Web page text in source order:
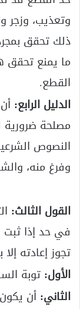
وتعذيب،
ذلك تحقق
ما يمنع تحقق
القطع.
الدليل الرابع:
مصلحة ضرورية
النصوص
وفرغ منه،
القول الثالث:
في حد إذا ثبت
تجوز إعادته
الأول: توبة
الثاني: أن